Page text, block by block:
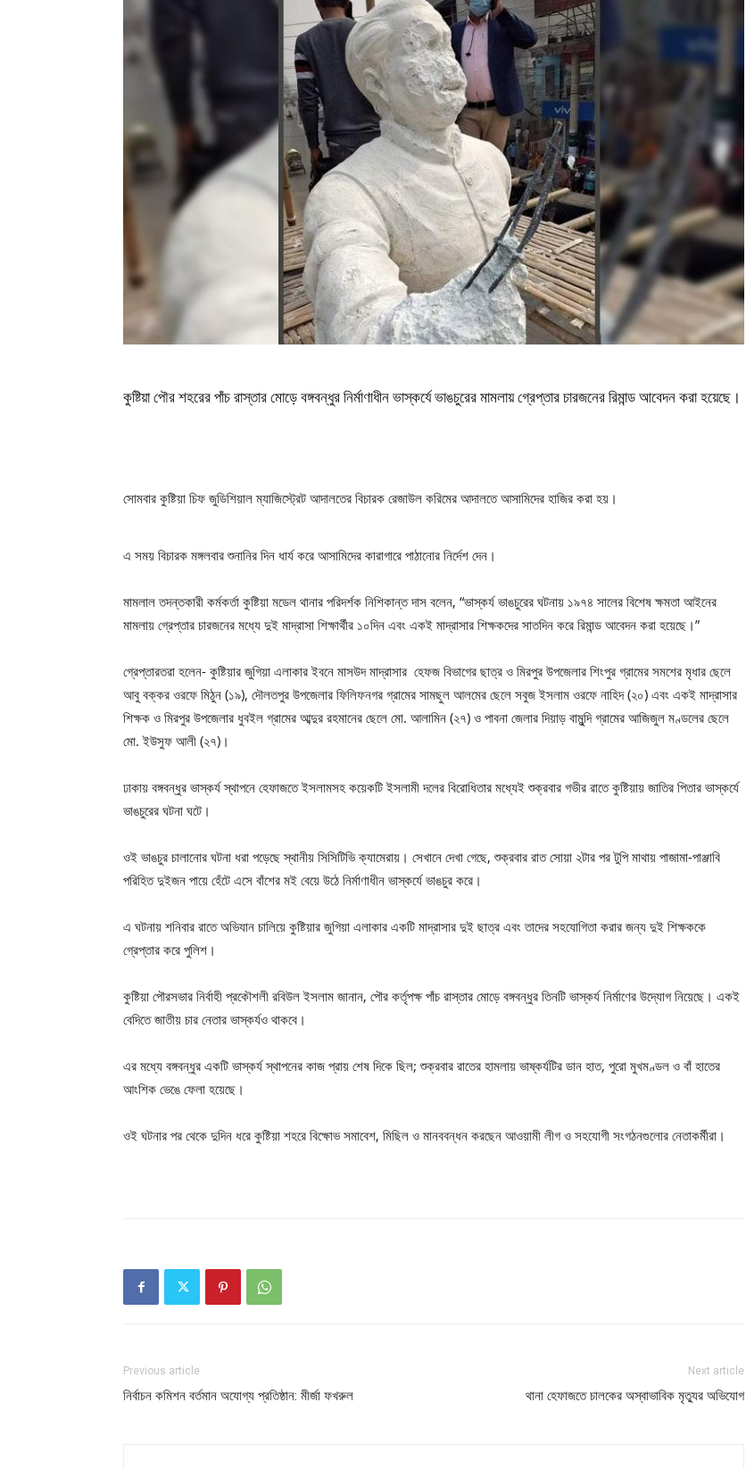
কুষ্টিয়া পৌর শহরের পাঁচ রাস্তার মোড়ে বঙ্গবন্ধুর নির্মাণাধীন ভাস্কর্যে ভাঙচুরের মামলায় গ্রেপ্তার চারজনের রিমান্ড আবেদন করা হয়েছে।
সোমবার কুষ্টিয়া চিফ জুডিশিয়াল ম্যাজিস্ট্রেট আদালতের বিচারক রেজাউল করিমের আদালতে আসামিদের হাজির করা হয়।
এ সময় বিচারক মঙ্গলবার শুনানির দিন ধার্য করে আসামিদের কারাগারে পাঠানোর নির্দেশ দেন।
মামলাল তদন্তকারী কর্মকর্তা কুষ্টিয়া মডেল থানার পরিদর্শক নিশিকান্ত দাস বলেন, “ভাস্কর্য ভাঙচুরের ঘটনায় ১৯৭৪ সালের বিশেষ ক্ষমতা আইনের
মামলায় গ্রেপ্তার চারজনের মধ্যে দুই মাদ্রাসা শিক্ষার্থীর ১০দিন এবং একই মাদ্রাসার শিক্ষকদের সাতদিন করে রিমান্ড আবেদন করা হয়েছে।”
গ্রেপ্তারতরা হলেন- কুষ্টিয়ার জুগিয়া এলাকার ইবনে মাসউদ মাদ্রাসার হেফজ বিভাগের ছাত্র ও মিরপুর উপজেলার শিংপুর গ্রামের সমশের মৃধার ছেলে
আবু বক্কর ওরফে মিঠুন (১৯), দৌলতপুর উপজেলার ফিলিফনগর গ্রামের সামছুল আলমের ছেলে সবুজ ইসলাম ওরফে নাহিদ (২০) এবং একই মাদ্রাসার
শিক্ষক ও মিরপুর উপজেলার ধুবইল গ্রামের আব্দুর রহমানের ছেলে মো. আলামিন (২৭) ও পাবনা জেলার দিয়াড় বামুন্দি গ্রামের আজিজুল মণ্ডলের ছেলে
মো. ইউসুফ আলী (২৭)।
ঢাকায় বঙ্গবন্ধুর ভাস্কর্য স্থাপনে হেফাজতে ইসলামসহ কয়েকটি ইসলামী দলের বিরোধিতার মধ্যেই শুক্রবার গভীর রাতে কুষ্টিয়ায় জাতির পিতার ভাস্কর্যে
ভাঙচুরের ঘটনা ঘটে।
ওই ভাঙচুর চালানোর ঘটনা ধরা পড়েছে স্থানীয় সিসিটিভি ক্যামেরায়। সেখানে দেখা গেছে, শুক্রবার রাত সোয়া ২টার পর টুপি মাথায় পাজামা-পাঞ্জাবি
পরিহিত দুইজন পায়ে হেঁটে এসে বাঁশের মই বেয়ে উঠে নির্মাণাধীন ভাস্কর্যে ভাঙচুর করে।
এ ঘটনায় শনিবার রাতে অভিযান চালিয়ে কুষ্টিয়ার জুগিয়া এলাকার একটি মাদ্রাসার দুই ছাত্র এবং তাদের সহযোগিতা করার জন্য দুই শিক্ষককে
গ্রেপ্তার করে পুলিশ।
কুষ্টিয়া পৌরসভার নির্বাহী প্রকৌশলী রবিউল ইসলাম জানান, পৌর কর্তৃপক্ষ পাঁচ রাস্তার মোড়ে বঙ্গবন্ধুর তিনটি ভাস্কর্য নির্মাণের উদ্যোগ নিয়েছে। একই
বেদিতে জাতীয় চার নেতার ভাস্কর্যও থাকবে।
এর মধ্যে বঙ্গবন্ধুর একটি ভাস্কর্য স্থাপনের কাজ প্রায় শেষ দিকে ছিল; শুক্রবার রাতের হামলায় ভাষ্কর্যটির ডান হাত, পুরো মুখমণ্ডল ও বাঁ হাতের
আংশিক ভেঙে ফেলা হয়েছে।
ওই ঘটনার পর থেকে দুদিন ধরে কুষ্টিয়া শহরে বিক্ষোভ সমাবেশ, মিছিল ও মানববন্ধন করছেন আওয়ামী লীগ ও সহযোগী সংগঠনগুলোর নেতাকর্মীরা।
Previous article
নির্বাচন কমিশন বর্তমান অযোগ্য প্রতিষ্ঠান: মীর্জা ফখরুল
Next article
থানা হেফাজতে চালকের অস্বাভাবিক মৃত্যুর অভিযোগ